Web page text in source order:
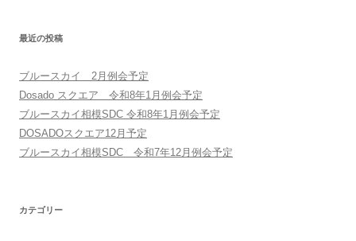
最近の投稿
ブルースカイ 2月例会予定
Dosado スクエア 令和8年1月例会予定
ブルースカイ相模SDC 令和8年1月例会予定
DOSADOスクエア12月予定
ブルースカイ相模SDC 令和7年12月例会予定
カテゴリー